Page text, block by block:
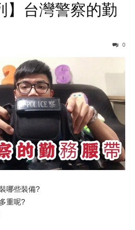
】台灣警察的勤
0
哪些裝備?
重呢?